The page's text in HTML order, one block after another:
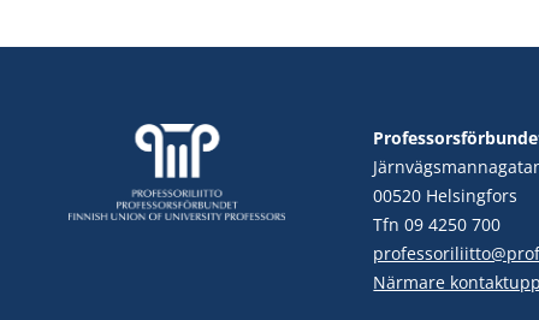
00520 Helsingfors
Tfn 09 4250 700
Närmare